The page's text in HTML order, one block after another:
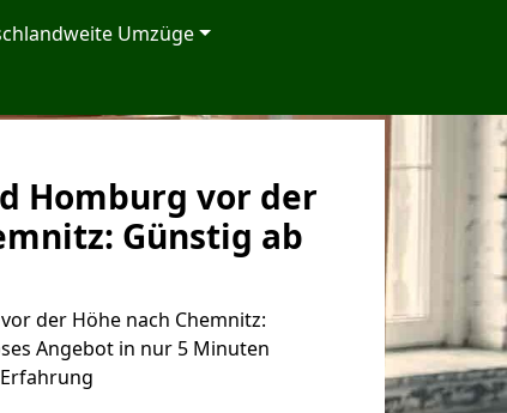
Umzüge
Homburg vor der
Günstig ab
der Höhe nach Chemnitz:
Angebot in nur 5 Minuten